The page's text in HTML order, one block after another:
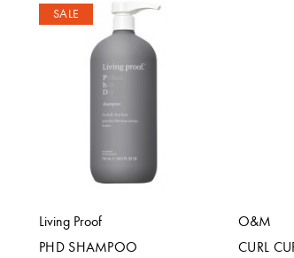
SALE
Living Proof
PHD SHAMPOO
O&M
CURL